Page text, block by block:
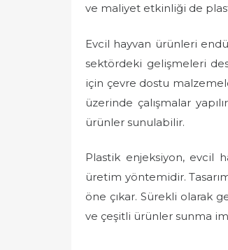
ve maliyet etkinliği de
Evcil hayvan ürünleri
sektördeki gelişmeleri
için çevre dostu
üzerinde çalışmalar
ürünler sunulabilir.
Plastik enjeksiyon, evcil
üretim yöntemidir.
öne çıkar. Sürekli olarak
ve çeşitli ürünler sunma